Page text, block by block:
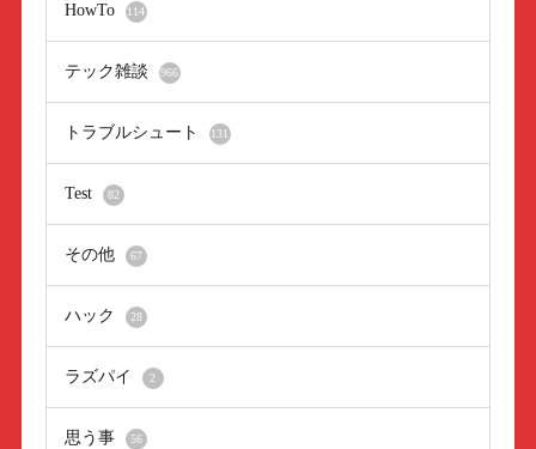
HowTo 114
テック雑談 966
トラブルシュート 131
Test 82
その他 67
ハック 28
ラズパイ 2
思う事 56